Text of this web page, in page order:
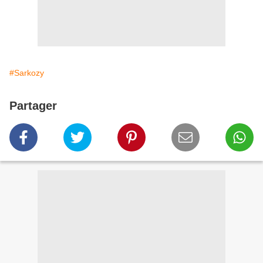
#Sarkozy
Partager